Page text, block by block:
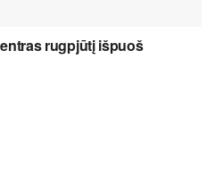
rugpjūtį išpuoš